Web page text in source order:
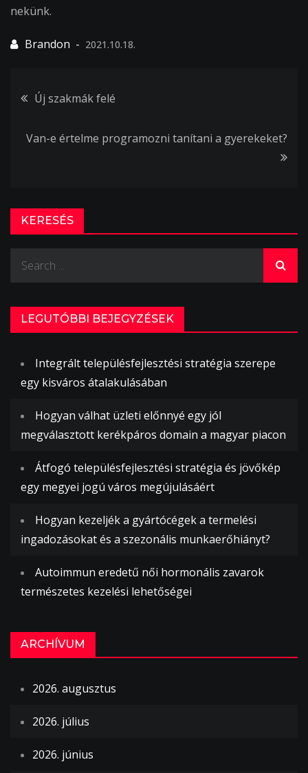
nekünk.
2021.10.18.
Bejegyzés
navigáció
Új szakmák felé
Van-e értelme programozni tanítani a gyerekeket?
KERESÉS
LEGUTÓBBI BEJEGYZÉSEK
Integrált településfejlesztési stratégia szerepe
egy kisváros átalakulásában
Hogyan válhat üzleti előnnyé egy jól
megválasztott kerékpáros domain a magyar piacon
Átfogó településfejlesztési stratégia és jövőkép
egy megyei jogú város megújulásáért
Hogyan kezeljék a gyártócégek a termelési
ingadozásokat és a szezonális munkaerőhiányt?
Autoimmun eredetű női hormonális zavarok
természetes kezelési lehetőségei
ARCHÍVUM
2026. augusztus
2026. július
2026. június